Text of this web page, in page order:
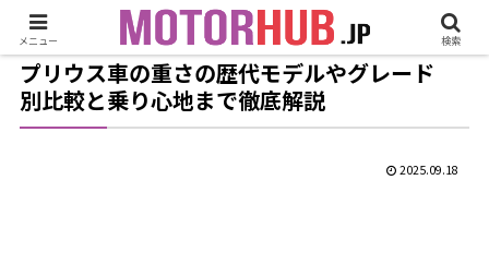
プリウス車の重さの歴代モデルやグレード
別比較と乗り心地まで徹底解説
2025.09.18
メニュー 検索